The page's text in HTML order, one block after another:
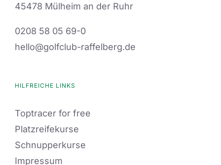
45478 Mülheim an der Ruhr
0208 58 05 69-0
hello@golfclub-raffelberg.de
HILFREICHE LINKS
Toptracer for free
Platzreifekurse
Schnupperkurse
Impressum